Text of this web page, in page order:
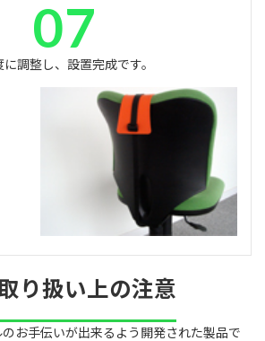
07
調整し、設置完成です。
り扱い上の注意
お手伝いが出来るよう開発された製品で